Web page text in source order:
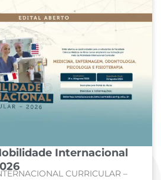
Internacional
CURRICULAR –